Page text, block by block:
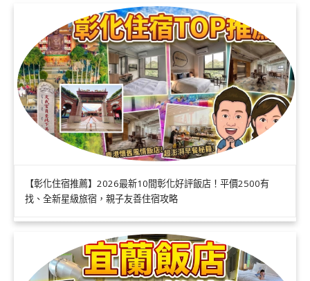
【彰化住宿推薦】2026最新10間彰化好評飯店！平價2500有
找、全新星級旅宿，親子友善住宿攻略